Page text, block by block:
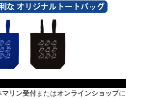
マリン受付またはオンラインショップに